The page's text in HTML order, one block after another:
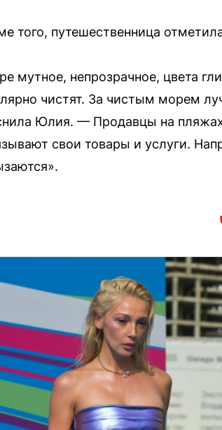
того, путешественница
мутное, непрозрачное, цвета
чистят. За чистым морем
Юлия. — Продавцы на пляжах
свои товары и услуги.